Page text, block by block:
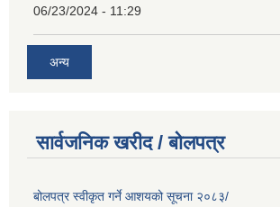
06/23/2024 - 11:29
अन्य
सार्वजनिक खरीद / बोलपत्र
बोलपत्र स्वीकृत गर्ने आशयको सूचना २०८३/